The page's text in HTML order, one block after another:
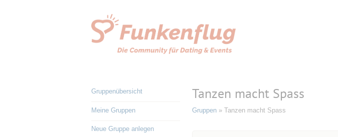
Gruppenübersicht
Meine Gruppen
Neue Gruppe anlegen
Tanzen macht Spass
Gruppen » Tanzen macht Spass